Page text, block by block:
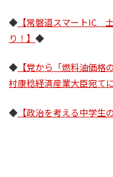
◆ 【常磐道スマートIC
り！】 ◆
◆ 【党から「燃料油価
村康稔経済産業大臣宛て
◆ 【政治を考える中学生